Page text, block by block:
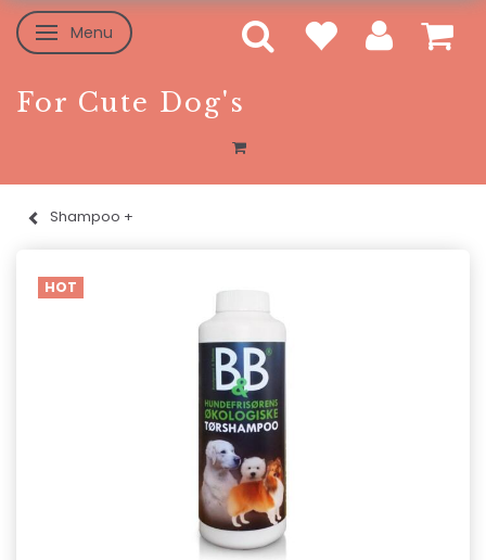
Toggle navigation
Menu
For Cute Dog's
Shampoo +
HOT